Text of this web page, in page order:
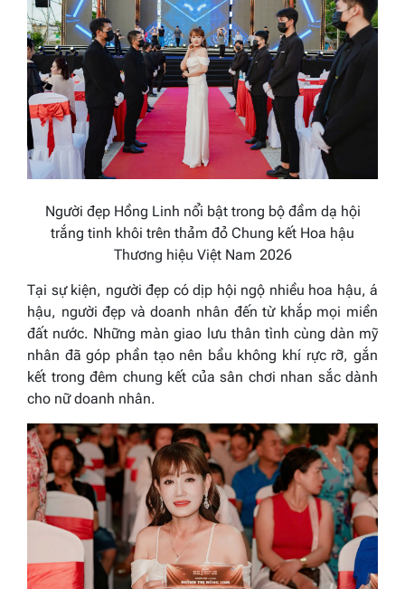
Người đẹp Hồng Linh nổi bật trong bộ đầm dạ hội
trắng tinh khôi trên thảm đỏ Chung kết Hoa hậu
Thương hiệu Việt Nam 2026
Tại sự kiện, người đẹp có dịp hội ngộ nhiều hoa hậu, á
hậu, người đẹp và doanh nhân đến từ khắp mọi miền
đất nước. Những màn giao lưu thân tình cùng dàn mỹ
nhân đã góp phần tạo nên bầu không khí rực rỡ, gắn
kết trong đêm chung kết của sân chơi nhan sắc dành
cho nữ doanh nhân.